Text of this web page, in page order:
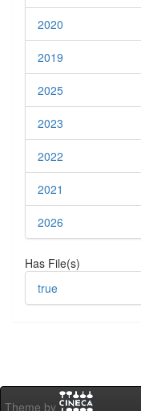
2020
2019
2025
2023
2022
2021
2026
Has File(s)
true
Theme by